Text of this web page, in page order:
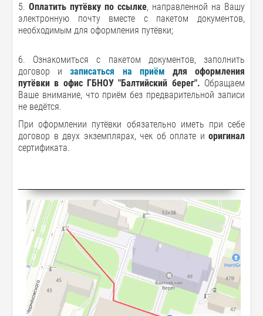
5. Оплатить путёвку по ссылке, направленной на Вашу
электронную почту вместе с пакетом документов,
необходимым для оформления путёвки;
6. Ознакомиться с пакетом документов, заполнить
договор изаписаться на приём
для оформления
путёвки в офис ГБНОУ "Балтийский берег". Обращаем
Ваше внимание, что приём без предварительной записи
не ведётся.
При оформлении путёвки обязательно иметь при себе
договор в двух экземплярах, чек об оплате и оригинал
сертификата.